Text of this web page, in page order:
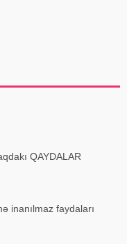
QAYDALAR
inanılmaz faydaları